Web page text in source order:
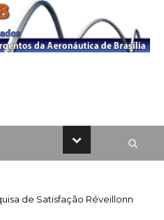
de Satisfação Réveillonn